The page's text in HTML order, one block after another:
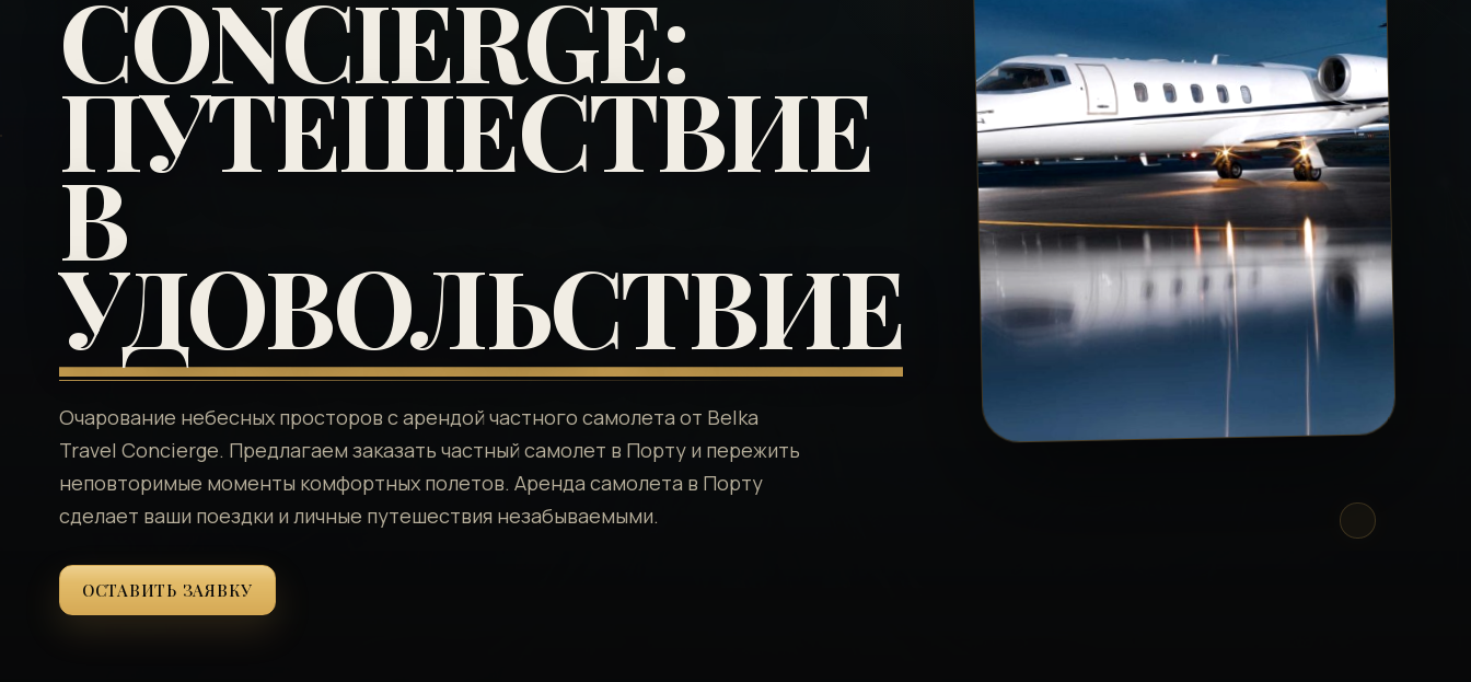
CONCIERGE:
ПУТЕШЕСТВИЕ
В
УДОВОЛЬСТВИЕ
Очарование небесных просторов с арендой частного самолета от Belka
Travel Concierge. Предлагаем заказать частный самолет в Порту и пережить
неповторимые моменты комфортных полетов. Аренда самолета в Порту
сделает ваши поездки и личные путешествия незабываемыми.
ОСТАВИТЬ ЗАЯВКУ